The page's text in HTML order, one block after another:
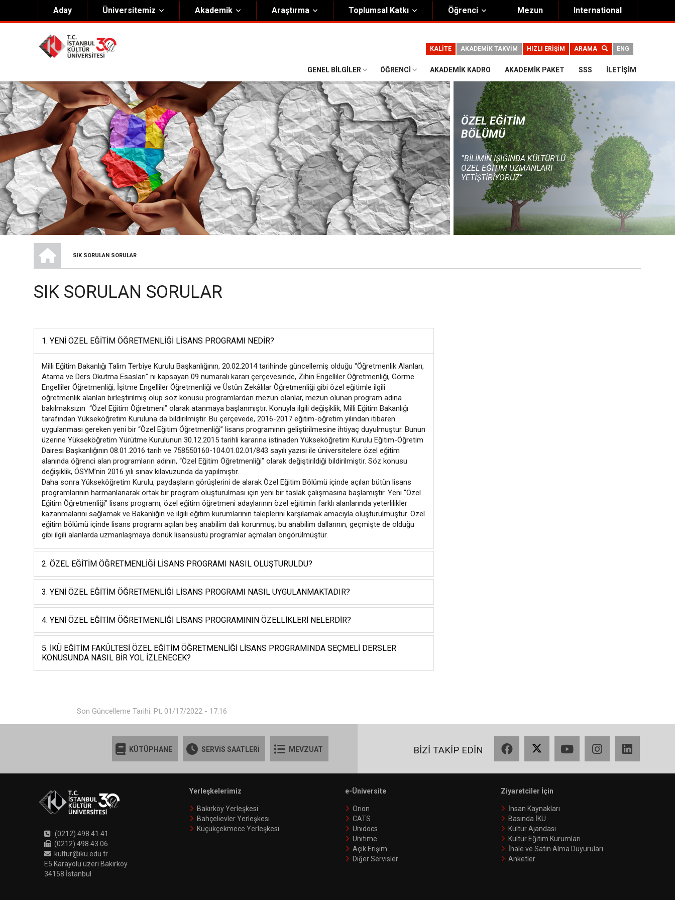
Aday Üniversitemiz
Hakkımızda
Genel Bilgiler
Misyon & Vizyon
Kültür Koleji Vakfı ( KEV )
Akıngüç Ödülü
İKÜ Ödülleri
İdari Birimler
Mevzuat
Onursal Doktora
Rektörlük
Organizasyon Şeması
Stratejik Plan
Eğiticinin Eğitimi Programı
Bilgi Güvenliği
Politikalar
Akademik Araştırma Toplumsal Katkı Öğrenci Mezun International
ENG
ARAMA
HIZLI ERİŞİM
AKADEMİK TAKVİM
KALİTE
GENEL BILGILER ÖĞRENCI AKADEMIK KADRO AKADEMIK PAKET SSS İLETIŞIM
ÖZEL EĞITIM
BÖLÜMÜ
“BILIMIN IŞIĞINDA KÜLTÜR'LÜ
ÖZEL EĞITIM UZMANLARI
YETIŞTIRIYORUZ”
SAYFA
YOLU
SIK SORULAN SORULAR
SIK SORULAN SORULAR
1. YENI ÖZEL EĞITIM ÖĞRETMENLIĞI LISANS PROGRAMI NEDIR?
Milli Eğitim Bakanlığı Talim Terbiye Kurulu Başkanlığının, 20.02.2014 tarihinde güncellemiş olduğu “Öğretmenlik Alanları,
Atama ve Ders Okutma Esasları” nı kapsayan 09 numaralı kararı çerçevesinde, Zihin Engelliler Öğretmenliği, Görme
Engelliler Öğretmenliği, İşitme Engelliler Öğretmenliği ve Üstün Zekâlılar Öğretmenliği gibi özel eğitimle ilgili
öğretmenlik alanları birleştirilmiş olup söz konusu programlardan mezun olanlar, mezun olunan program adına
bakılmaksızın “Özel Eğitim Öğretmeni” olarak atanmaya başlanmıştır. Konuyla ilgili değişiklik, Milli Eğitim Bakanlığı
tarafından Yükseköğretim Kuruluna da bildirilmiştir. Bu çerçevede, 2016-2017 eğitim-öğretim yılından itibaren
uygulanması gereken yeni bir “Özel Eğitim Öğretmenliği” lisans programının geliştirilmesine ihtiyaç duyulmuştur. Bunun
üzerine Yükseköğretim Yürütme Kurulunun 30.12.2015 tarihli kararına istinaden Yükseköğretim Kurulu Eğitim-Öğretim
Dairesi Başkanlığının 08.01.2016 tarih ve 758550160-104.01.02.01/843 sayılı yazısı ile üniversitelere özel eğitim
alanında öğrenci alan programların adının, “Özel Eğitim Öğretmenliği” olarak değiştirildiği bildirilmiştir. Söz konusu
değişiklik, ÖSYM’nin 2016 yılı sınav kılavuzunda da yapılmıştır.
Daha sonra Yükseköğretim Kurulu, paydaşların görüşlerini de alarak Özel Eğitim Bölümü içinde açılan bütün lisans
programlarının harmanlanarak ortak bir program oluşturulması için yeni bir taslak çalışmasına başlamıştır. Yeni “Özel
Eğitim Öğretmenliği” lisans programı, özel eğitim öğretmeni adaylarının özel eğitimin farklı alanlarında yeterlilikler
kazanmalarını sağlamak ve Bakanlığın ve ilgili eğitim kurumlarının taleplerini karşılamak amacıyla oluşturulmuştur. Özel
eğitim bölümü içinde lisans programı açılan beş anabilim dalı korunmuş; bu anabilim dallarının, geçmişte de olduğu
gibi ilgili alanlarda uzmanlaşmaya dönük lisansüstü programlar açmaları öngörülmüştür.
2. ÖZEL EĞITIM ÖĞRETMENLIĞI LISANS PROGRAMI NASIL OLUŞTURULDU?
3. YENI ÖZEL EĞITIM ÖĞRETMENLIĞI LISANS PROGRAMI NASIL UYGULANMAKTADIR?
4. YENI ÖZEL EĞITIM ÖĞRETMENLIĞI LISANS PROGRAMININ ÖZELLIKLERI NELERDIR?
5. İKÜ EĞITIM FAKÜLTESI ÖZEL EĞITIM ÖĞRETMENLIĞI LISANS PROGRAMINDA SEÇMELI DERSLER
KONUSUNDA NASIL BIR YOL İZLENECEK?
Son Güncelleme Tarihi: Pt, 01/17/2022 - 17:16
KÜTÜPHANE SERVİS SAATLERİ MEVZUAT BİZİ TAKİP EDİN
(0212) 498 41 41
(0212) 498 43 06
kultur@iku.edu.tr
E5 Karayolu üzeri Bakırköy
34158 İstanbul
Yerleşkelerimiz
Bakırköy Yerleşkesi
Bahçelievler Yerleşkesi
Küçükçekmece Yerleşkesi
e-Üniversite
Orion
CATS
Unidocs
Unitime
Açık Erişim
Diğer Servisler
Ziyaretciler İçin
İnsan Kaynakları
Basında İKÜ
Kültür Ajandası
Kültür Eğitim Kurumları
İhale ve Satın Alma Duyuruları
Anketler